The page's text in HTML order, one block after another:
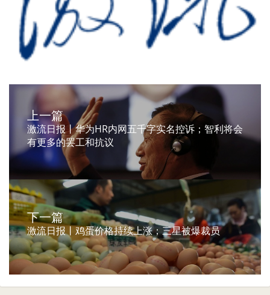
上一篇
激流日报丨华为HR内网五千字实名控诉；智利将会
有更多的罢工和抗议
下一篇
激流日报丨鸡蛋价格持续上涨；三星被爆裁员